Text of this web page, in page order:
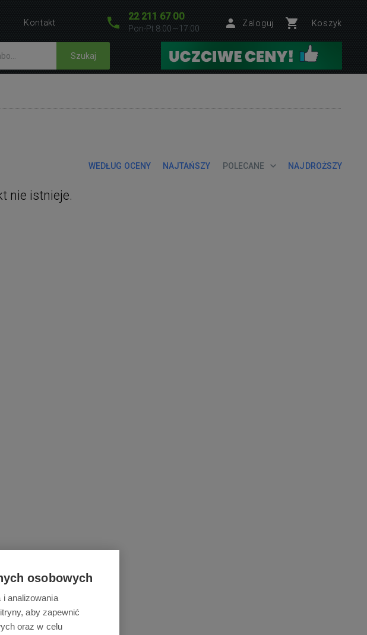
22 211 67 00
Pon-Pt 8:00—17:00
Zaloguj Koszyk
Szukaj
WEDŁUG OCENY NAJTAŃSZY POLECANE NAJDROŻSZY
nie istnieje.
Kontakt
osobowych
analizowania
aby zapewnić
oraz w celu